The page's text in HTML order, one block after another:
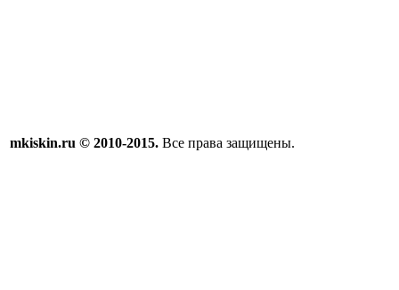
mkiskin.ru © 2010-2015. Все права защищены.